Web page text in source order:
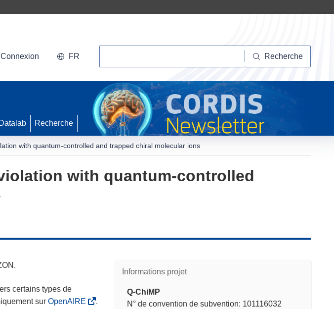
Connexion FR Recherche
Datalab Recherche
with quantum-controlled and trapped chiral molecular ions
with quantum-controlled
Informations projet
Q-ChiMP
N° de convention de subvention: 101116032
certains types de
sur OpenAIRE .